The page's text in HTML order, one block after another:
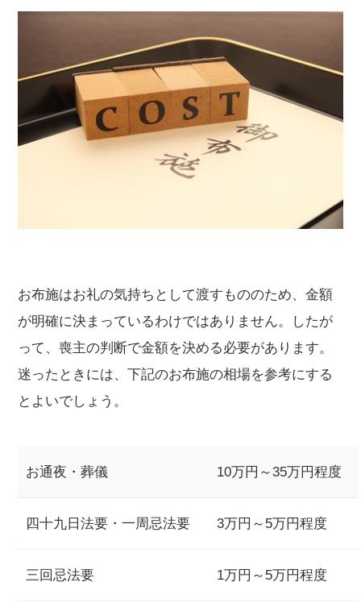
お布施はお礼の気持ちとして渡すもののため、金額
が明確に決まっているわけではありません。したが
って、喪主の判断で金額を決める必要があります。
迷ったときには、下記のお布施の相場を参考にする
とよいでしょう。
お通夜・葬儀 10万円～35万円程度
四十九日法要・一周忌法要 3万円～5万円程度
三回忌法要 1万円～5万円程度